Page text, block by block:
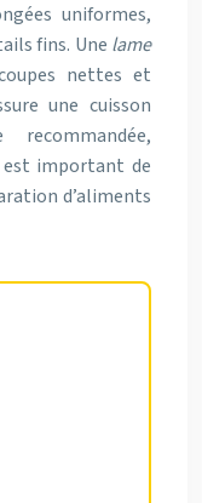
uniformes,
fins. Une lame
nettes et
une cuisson
est important de
d’aliments